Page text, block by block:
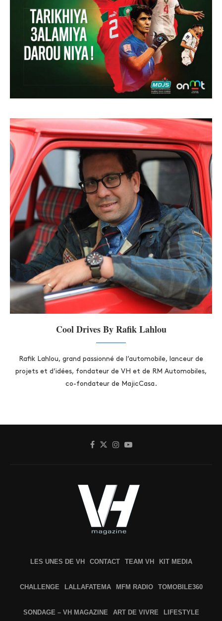
Cool Drives By Rafik Lahlou
Rafik Lahlou, grand passionné de l’automobile, lanceur de
projets et d’idées, fondateur de VH et de RM Automobiles,
co-fondateur de MajicCasa.
LES UNES DE VH CONTACT TEAM VH KIT MEDIA
CHALLENGE LALLAFATEMA MFM RADIO TOMOBILE360
SONDAGE – VH MAGAZINE ART DE VIVRE LIFESTYLE